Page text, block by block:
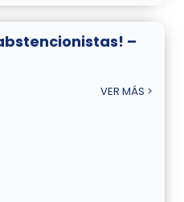
–
VER MÁS >